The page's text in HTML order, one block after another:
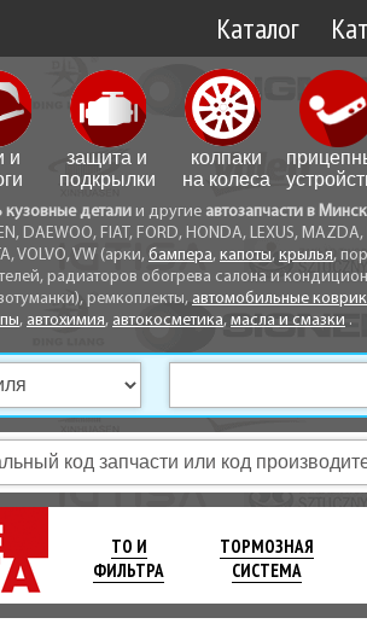
Каталог
и
защита и
подкрылки
колпаки
на колеса
кузовные детали и другие автозапчасти в
DAEWOO, FIAT, FORD, HONDA, LEXUS, MAZDA,
VOLVO, VW (арки, бампера, капоты, крылья,
радиаторов обогрева салона и
ремкоплекты, автомобильные
, автохимия, автокосметика, масла и смазки .
ТО И
ФИЛЬТРА
ТОРМОЗНАЯ
СИСТЕМА